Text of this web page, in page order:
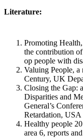
Literature:
Promoting
the contribution
op people with
Valuing People,
Century, UK
Closing the Gap:
Disparities and
General’s
Retardation, USA
Healthy people
area 6, reports